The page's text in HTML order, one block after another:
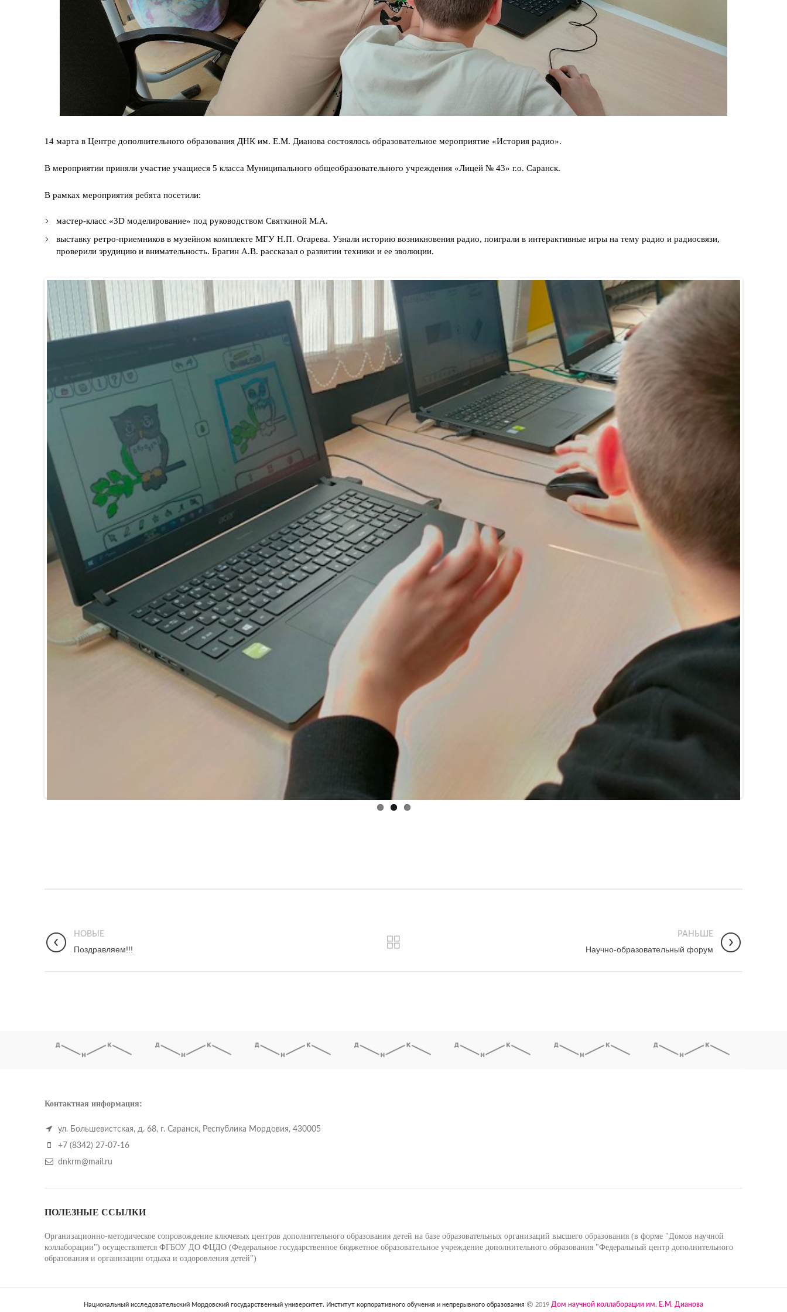
14 марта в Центре дополнительного образования ДНК им. Е.М. Дианова состоялось образовательное мероприятие «История радио».
В мероприятии приняли участие учащиеся 5 класса Муниципального общеобразовательного учреждения «Лицей № 43» г.о. Саранск.
В рамках мероприятия ребята посетили:
мастер-класс «3D моделирование» под руководством Святкиной М.А.
выставку ретро-приемников в музейном комплекте МГУ Н.П. Огарева. Узнали историю возникновения радио, поиграли в интерактивные игры на тему радио и радиосвязи,
проверили эрудицию и внимательность. Брагин А.В. рассказал о развитии техники и ее эволюции.
НОВЫЕ
Поздравляем!!!
РАНЬШЕ
Научно-образовательный форум
Контактная информация:
ул. Большевистская, д. 68, г. Саранск, Республика Мордовия, 430005
+7 (8342) 27-07-16
dnkrm@mail.ru
ПОЛЕЗНЫЕ ССЫЛКИ
Организационно-методическое сопровождение ключевых центров дополнительного образования детей на базе образовательных организаций высшего образования (в форме "Домов научной
коллаборации") осуществляется ФГБОУ ДО ФЦДО (Федеральное государственное бюджетное образовательное учреждение дополнительного образования "Федеральный центр дополнительного
образования и организации отдыха и оздоровления детей")
Национальный исследовательский Мордовский государственный университет. Институт корпоративного обучения и непрерывного образования 2019 Дом научной коллаборации им. Е.М. Дианова